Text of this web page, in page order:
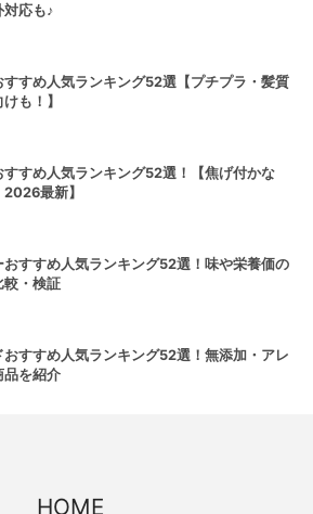
対応も♪
すすめ人気ランキング52選【プチプラ・髪質
も！】
すすめ人気ランキング52選！【焦げ付かな
最新】
おすすめ人気ランキング52選！味や栄養価の
較・検証
おすすめ人気ランキング52選！無添加・アレ
品を紹介
HOME